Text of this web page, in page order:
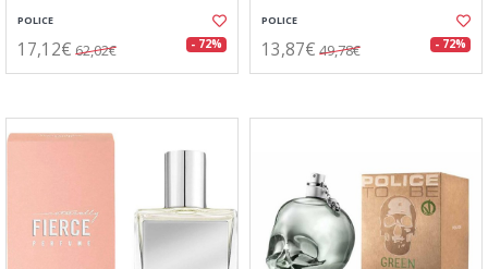
POLICE
17,12€ 62,02€ - 72%
POLICE
13,87€ 49,78€ - 72%